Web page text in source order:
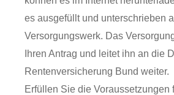
es ausgefüllt und unterschrieben
Versorgungswerk. Das
Ihren Antrag und leitet ihn an die
Rentenversicherung Bund weiter.
Erfüllen Sie die Voraussetzungen